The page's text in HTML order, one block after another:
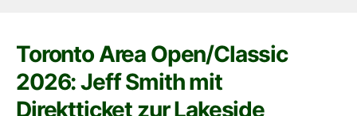
Toronto Area Open/Classic
2026: Jeff Smith mit
Direktticket zur Lakeside